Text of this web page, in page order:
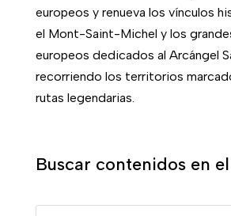
europeos y renueva los vínculos
el Mont-Saint-Michel y los
europeos dedicados al Arcángel
recorriendo los territorios
rutas legendarias.
Buscar contenidos en